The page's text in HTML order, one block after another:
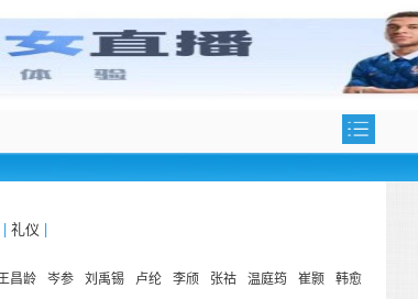
| 礼仪 |
昌龄 岑参 刘禹锡 卢纶 李颀 张祜 温庭筠 崔颢 韩愈